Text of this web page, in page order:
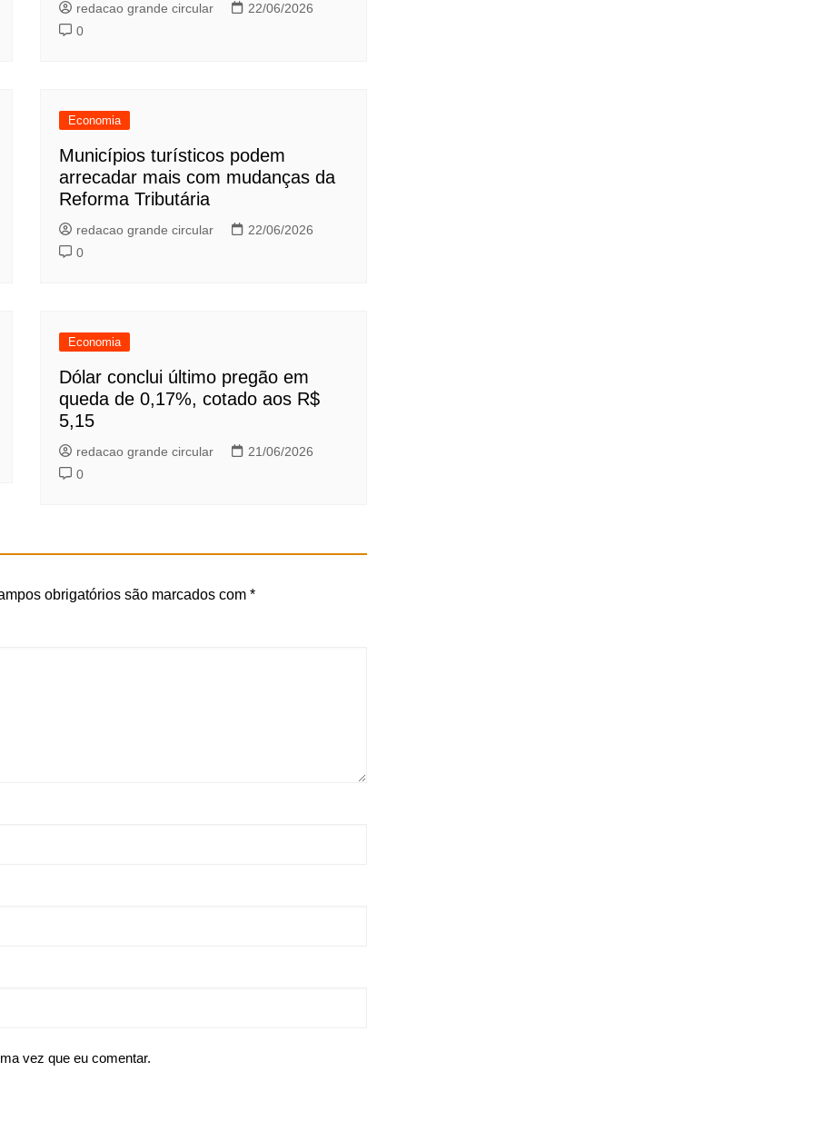
redacao grande circular
22/06/2026
0
Economia
Municípios turísticos podem
arrecadar mais com mudanças da
Reforma Tributária
redacao grande circular
22/06/2026
0
Economia
Dólar conclui último pregão em
queda de 0,17%, cotado aos R$
5,15
redacao grande circular
21/06/2026
0
obrigatórios são marcados com *
vez que eu comentar.